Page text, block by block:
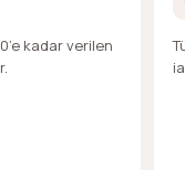
kadar verilen